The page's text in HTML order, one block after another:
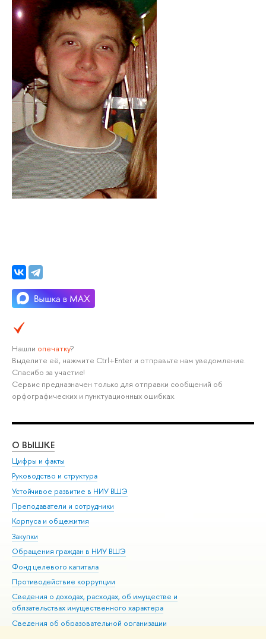
Нашли опечатку?
Выделите её, нажмите Ctrl+Enter и отправьте нам уведомление.
Спасибо за участие!
Сервис предназначен только для отправки сообщений об
орфографических и пунктуационных ошибках.
О ВЫШКЕ
Цифры и факты
Руководство и структура
Устойчивое развитие в НИУ ВШЭ
Преподаватели и сотрудники
Корпуса и общежития
Закупки
Обращения граждан в НИУ ВШЭ
Фонд целевого капитала
Противодействие коррупции
Сведения о доходах, расходах, об имуществе и
обязательствах имущественного характера
Сведения об образовательной организации